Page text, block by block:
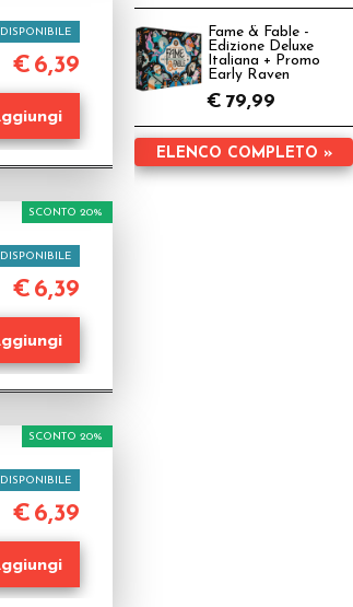
DISPONIBILE
€ 6,39
DISPONIBILE
SCONTO 20%
€ 6,39
DISPONIBILE
SCONTO 20%
€ 6,39
Fame & Fable -
Edizione Deluxe
Italiana + Promo
Early Raven
€ 79,99
ELENCO COMPLETO »